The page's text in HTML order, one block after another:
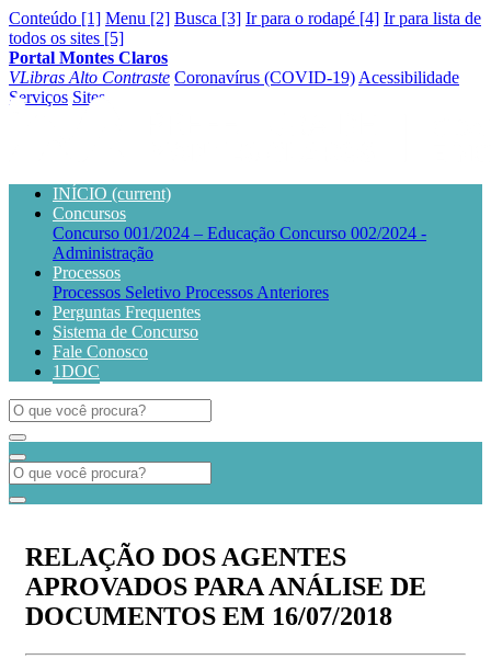
Conteúdo [1] Menu [2] Busca [3] Ir para o rodapé [4] Ir para lista de
todos os sites [5]
Portal Montes Claros
VLibras Alto Contraste Coronavírus (COVID-19) Acessibilidade
Serviços Sites
INÍCIO (current)
Concursos
Concurso 001/2024 – Educação Concurso 002/2024 -
Administração
Processos
Processos Seletivo Processos Anteriores
Perguntas Frequentes
Sistema de Concurso
Fale Conosco
1DOC
RELAÇÃO DOS AGENTES
APROVADOS PARA ANÁLISE DE
DOCUMENTOS EM 16/07/2018